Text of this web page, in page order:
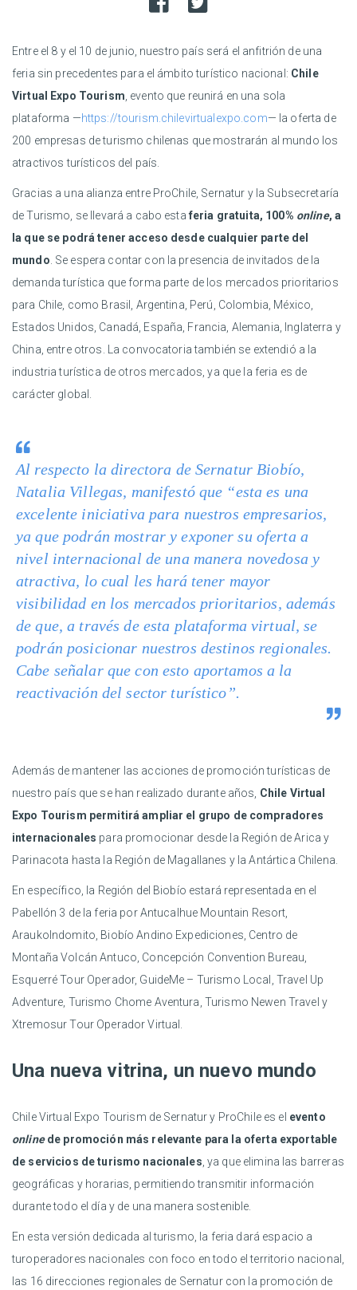
Entre el 8 y el 10 de junio, nuestro país será el anfitrión de una
feria sin precedentes para el ámbito turístico nacional: Chile
Virtual Expo Tourism , evento que reunirá en una sola
plataforma —https://tourism.chilevirtualexpo.com— la oferta de
200 empresas de turismo chilenas que mostrarán al mundo los
atractivos turísticos del país.
Gracias a una alianza entre ProChile, Sernatur y la Subsecretaría
de Turismo, se llevará a cabo esta feria gratuita, 100% online, a
la que se podrá tener acceso desde cualquier parte del
mundo . Se espera contar con la presencia de invitados de la
demanda turística que forma parte de los mercados prioritarios
para Chile, como Brasil, Argentina, Perú, Colombia, México,
Estados Unidos, Canadá, España, Francia, Alemania, Inglaterra y
China, entre otros. La convocatoria también se extendió a la
industria turística de otros mercados, ya que la feria es de
carácter global.
Al respecto la directora de Sernatur Biobío,
Natalia Villegas, manifestó que “esta es una
excelente iniciativa para nuestros empresarios,
ya que podrán mostrar y exponer su oferta a
nivel internacional de una manera novedosa y
atractiva, lo cual les hará tener mayor
visibilidad en los mercados prioritarios, además
de que, a través de esta plataforma virtual, se
podrán posicionar nuestros destinos regionales.
Cabe señalar que con esto aportamos a la
reactivación del sector turístico”.
Además de mantener las acciones de promoción turísticas de
nuestro país que se han realizado durante años, Chile Virtual
Expo Tourism permitirá ampliar el grupo de compradores
internacionales para promocionar desde la Región de Arica y
Parinacota hasta la Región de Magallanes y la Antártica Chilena.
En específico, la Región del Biobío estará representada en el
Pabellón 3 de la feria por Antucalhue Mountain Resort,
AraukoIndomito, Biobío Andino Expediciones, Centro de
Montaña Volcán Antuco, Concepción Convention Bureau,
Esquerré Tour Operador, GuideMe – Turismo Local, Travel Up
Adventure, Turismo Chome Aventura, Turismo Newen Travel y
Xtremosur Tour Operador Virtual.
Una nueva vitrina, un nuevo mundo
Chile Virtual Expo Tourism de Sernatur y ProChile es el evento
onlinede promoción más relevante para la oferta exportable
de servicios de turismo nacionales , ya que elimina las barreras
geográficas y horarias, permitiendo transmitir información
durante todo el día y de una manera sostenible.
En esta versión dedicada al turismo, la feria dará espacio a
turoperadores nacionales con foco en todo el territorio nacional,
las 16 direcciones regionales de Sernatur con la promoción de